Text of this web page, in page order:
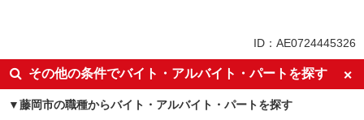
未経験歓迎
高校生OK
フリーター歓迎
週2～3日勤務OK
短時間勤務（1日4h以内）OK
扶養内勤務OK
ID：AE0724445326
その他の条件でバイト・アルバイト・パートを探す
藤岡市の職種からバイト・アルバイト・パートを探す